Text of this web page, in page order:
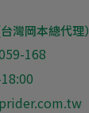
灣岡本總代理）
168